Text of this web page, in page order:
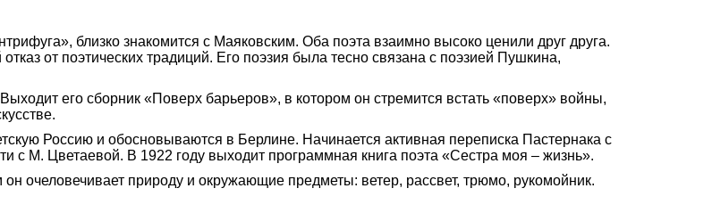
близко знакомится с Маяковским. Оба поэта взаимно высоко ценили друг друга.
от поэтических традиций. Его поэзия была тесно связана с поэзией Пушкина,
его сборник «Поверх барьеров», в котором он стремится встать «поверх» войны,
Россию и обосновываются в Берлине. Начинается активная переписка Пастернака с
с М. Цветаевой. В 1922 году выходит программная книга поэта «Сестра моя – жизнь».
очеловечивает природу и окружающие предметы: ветер, рассвет, трюмо, рукомойник.